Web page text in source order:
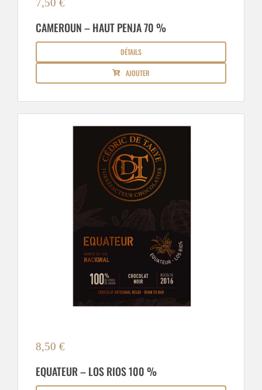
7,50 €
CAMEROUN – HAUT PENJA 70 %
DÉTAILS
AJOUTER
8,50 €
EQUATEUR – LOS RIOS 100 %